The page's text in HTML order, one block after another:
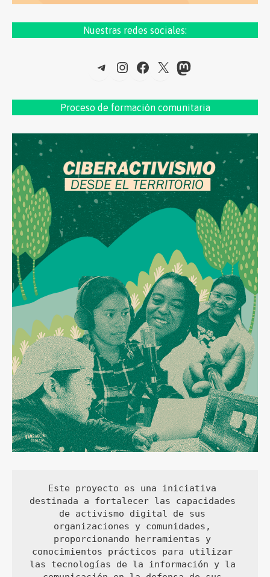
Nuestras redes sociales:
Telegram
Instagram
Facebook
X Mastodon
Proceso de formación comunitaria
Este proyecto es una iniciativa
destinada a fortalecer las capacidades
de activismo digital de sus
organizaciones y comunidades,
proporcionando herramientas y
conocimientos prácticos para utilizar
las tecnologías de la información y la